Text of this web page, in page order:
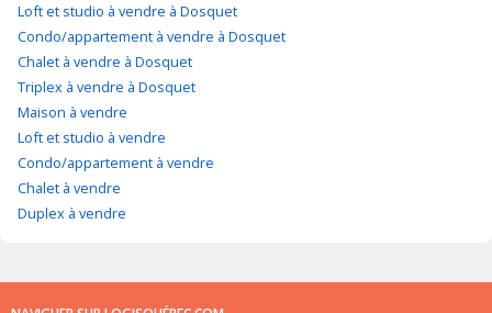
Loft et studio à vendre à Dosquet
Condo/appartement à vendre à Dosquet
Chalet à vendre à Dosquet
Triplex à vendre à Dosquet
Maison à vendre
Loft et studio à vendre
Condo/appartement à vendre
Chalet à vendre
Duplex à vendre